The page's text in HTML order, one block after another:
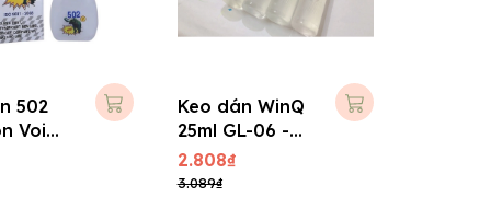
502
Voi
Keo dán WinQ
25ml GL-06 -
Đầu lưới
2.808₫
3.089₫